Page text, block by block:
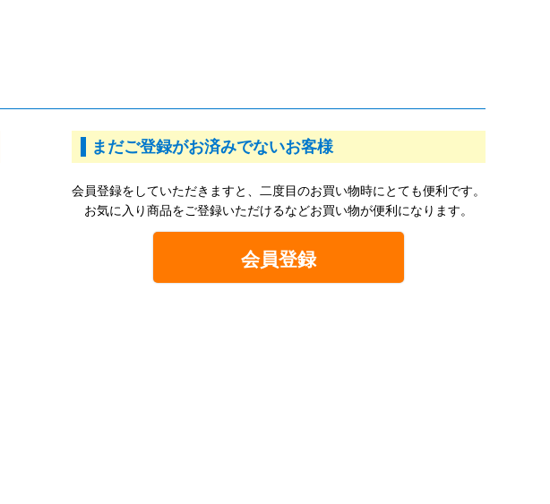
まだご登録がお済みでないお客様
会員登録をしていただきますと、二度目のお買い物時にとても便利です。
お気に入り商品をご登録いただけるなどお買い物が便利になります。
会員登録